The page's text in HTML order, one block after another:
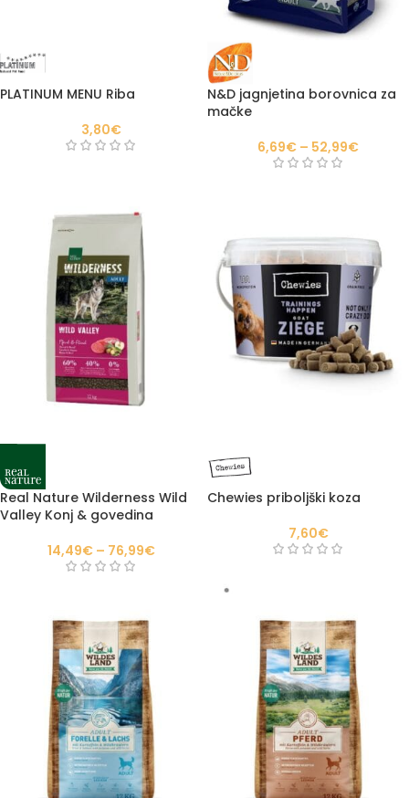
PLATINUM MENU Riba
3,80€
N&D jagnjetina borovnica za
mačke
6,69€ – 52,99€
Real Nature Wilderness Wild
Valley Konj & govedina
14,49€ – 76,99€
Chewies priboljški koza
7,60€